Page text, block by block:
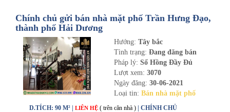
Chính chủ gửi bán nhà mặt phố Trần Hưng Đạo,
thành phố Hải Dương
Hướng: Tây bắc
Tình trạng: Đang đăng bán
Pháp lý: Sổ Hồng Đầy Đủ
Lượt xem: 3070
Ngày đăng: 30-06-2021
Loại tin: Bán nhà mặt phố
D.TÍCH: 90 M² | LIÊN HỆ ( trên căn nhà ) | CHÍNH CHỦ